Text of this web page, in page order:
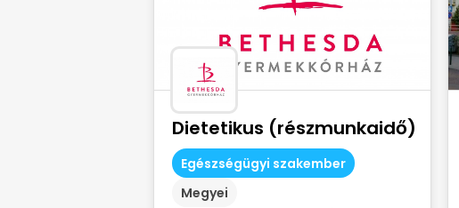
Dietetikus (részmunkaidő)
Egészségügyi szakember
Megyei